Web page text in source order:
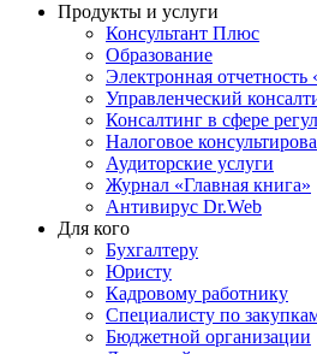
Продукты и услуги
Консультант Плюс
Образование
Электронная
Управленческий
Консалтинг в сфере
Налоговое
Аудиторские услуги
Журнал «Главная книга»
Антивирус Dr.Web
Для кого
Бухгалтеру
Юристу
Кадровому работнику
Специалисту по
Бюджетной организации